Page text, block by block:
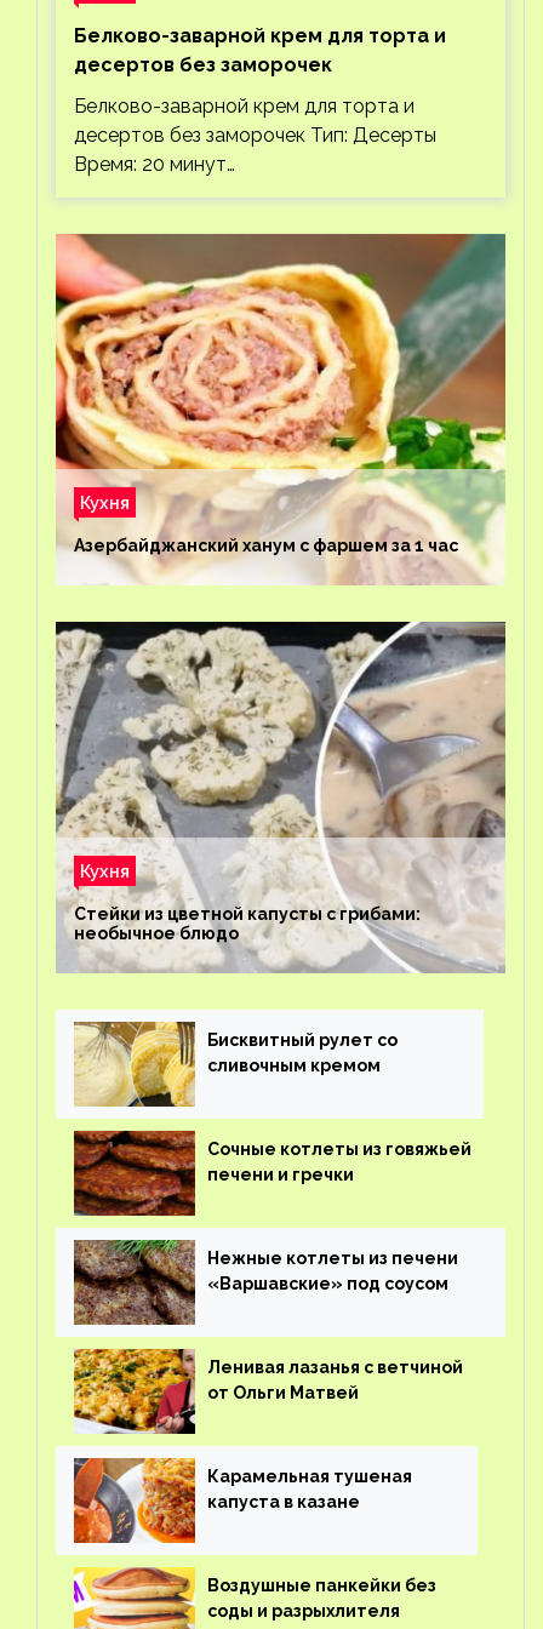
Белково-заварной крем для торта и
десертов без заморочек
Белково-заварной крем для торта и
десертов без заморочек Тип: Десерты
Время: 20 минут…
Кухня
Азербайджанский ханум с фаршем за 1 час
Кухня
Стейки из цветной капусты с грибами:
необычное блюдо
Бисквитный рулет со
сливочным кремом
Сочные котлеты из говяжьей
печени и гречки
Нежные котлеты из печени
«Варшавские» под соусом
Ленивая лазанья с ветчиной
от Ольги Матвей
Карамельная тушеная
капуста в казане
Воздушные панкейки без
соды и разрыхлителя